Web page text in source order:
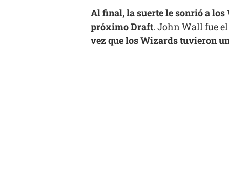
Al final, la suerte le sonrió a
próximo Draft. John Wall fue
vez que los Wizards tuvieron